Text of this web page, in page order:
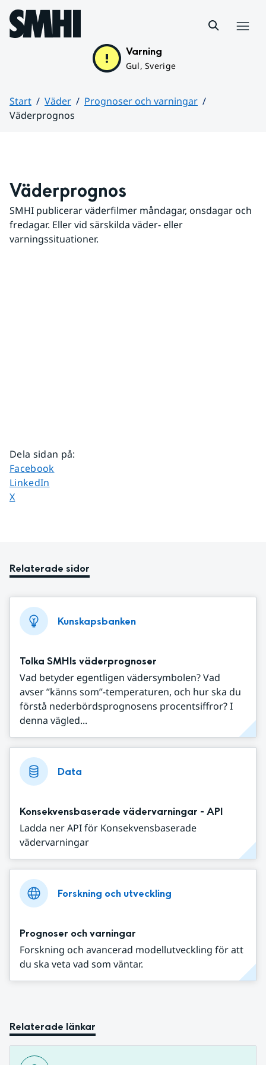
Hoppa till sidans innehåll
Varning
Gul, Sverige
Start Väder
Prognoser och varningar
Väderprognos
Väderprognos
SMHI publicerar väderfilmer måndagar, onsdagar och
fredagar. Eller vid särskilda väder- eller
varningssituationer.
Dela sidan på:
Dela sidan på
Facebook
Dela sidan på
LinkedIn
Dela sidan på
X
Relaterade sidor
Kunskapsbanken
Tolka SMHIs väderprognoser
Vad betyder egentligen vädersymbolen? Vad
avser ”känns som”-temperaturen, och hur ska du
förstå nederbördsprognosens procentsiffror? I
denna vägled...
Data
Konsekvensbaserade vädervarningar - API
Ladda ner API för Konsekvensbaserade
vädervarningar
Forskning och utveckling
Prognoser och varningar
Forskning och avancerad modellutveckling för att
du ska veta vad som väntar.
Relaterade länkar